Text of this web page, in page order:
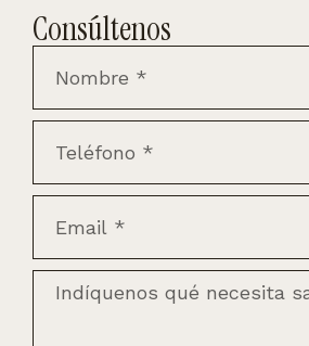
Consúltenos